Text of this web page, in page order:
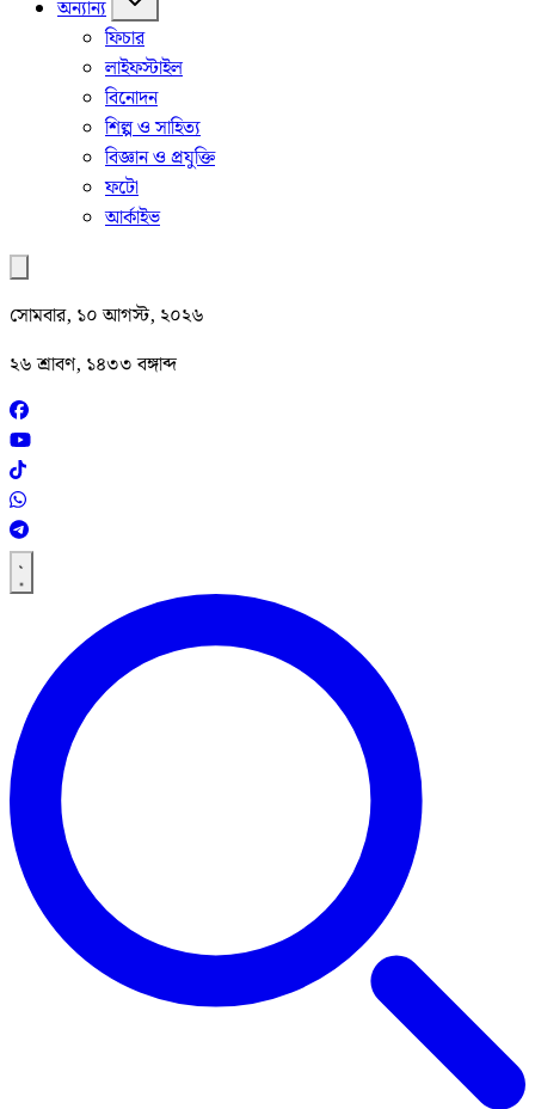
অন্যান্য
ফিচার
লাইফস্টাইল
বিনোদন
শিল্প ও সাহিত্য
বিজ্ঞান ও প্রযুক্তি
ফটো
আর্কাইভ
সোমবার, ১০ আগস্ট, ২০২৬
২৬ শ্রাবণ, ১৪৩৩ বঙ্গাব্দ